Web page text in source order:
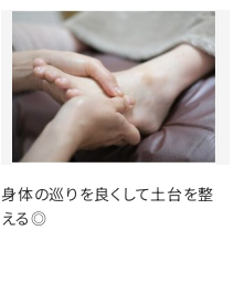
身体の巡りを良くして土台を整
える◎